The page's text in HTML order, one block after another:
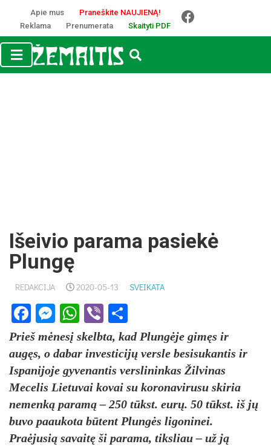
Apie mus
Praneškite NAUJIENĄ!
Reklama
Prenumerata Skaityti PDF
Išeivio parama pasiekė
Plungę
REDAKCIJA 2020-05-13 SVEIKATA
Facebook
Messenger
WhatsApp
Viber
Prieš mėnesį skelbta, kad Plungėje gimęs ir
augęs, o dabar investicijų versle besisukantis ir
Ispanijoje gyvenantis verslininkas Žilvinas
Mecelis Lietuvai kovai su koronavirusu skiria
nemenką paramą – 250 tūkst. eurų. 50 tūkst. iš jų
buvo paaukota būtent Plungės ligoninei.
Praėjusią savaitę ši parama, tiksliau – už ją